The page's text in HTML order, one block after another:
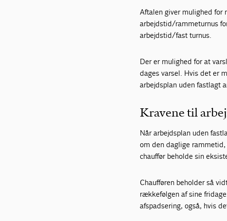
Aftalen giver mulighed for
arbejdstid/rammeturnus
arbejdstid/fast turnus.
Der er mulighed for at
dages varsel. Hvis det er
arbejdsplan uden fastlagt
Kravene til
Når arbejdsplan uden
om den daglige
chauffør beholde sin
Chaufføren beholder så
rækkefølgen af sine
afspadsering, også, hvis